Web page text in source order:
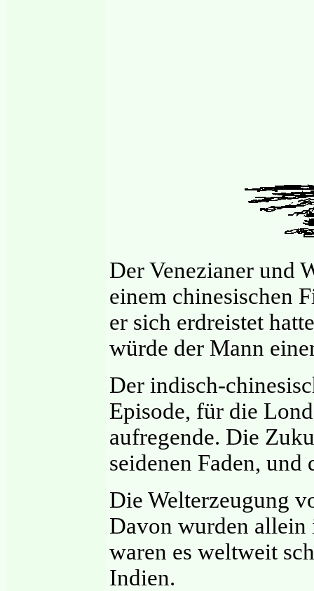
Der Venezianer und
einem chinesischen
er sich erdreistet
würde der Mann
Der indisch-
Episode, für die
aufregende. Die
seidenen Faden,
Die Welterzeugung
Davon wurden
waren es weltweit
Indien.